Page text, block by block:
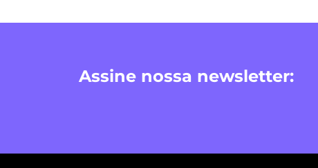
Assine nossa newsletter: